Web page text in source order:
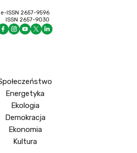
e-ISSN 2657-9596
ISSN 2657-9030
Energetyka
Ekologia
Demokracja
Ekonomia
Kultura